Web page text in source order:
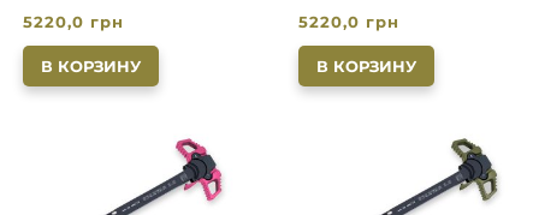
5220,0 грн
В КОРЗИНУ
5220,0 грн
В КОРЗИНУ